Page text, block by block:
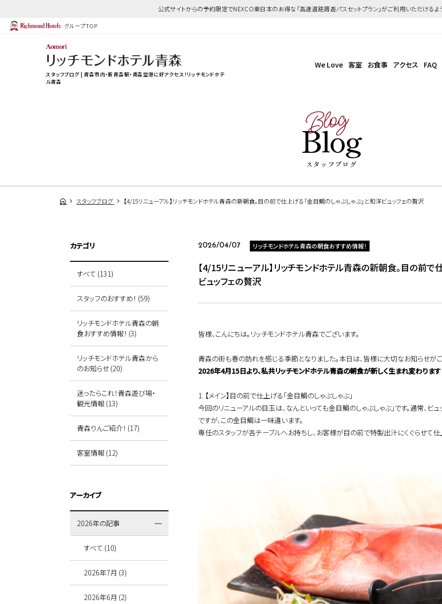
公式サイトからの予約限定でNEXCO東日本のお得な「高速道路周遊パスセットプラン」がご利用いただける
グループTOP
スタッフブログ | 青森市内・新青森駅・青森空港に好アクセス！リッチモンドホテ
ル青森
We Love 客室 お食事 アクセス FAQ
Blog
Blog
スタッフブログ
スタッフブログ 【4/15リニューアル】リッチモンドホテル青森の新朝食。目の前で仕上げる「金目鯛のしゃぶしゃぶ」と和洋ビュッフェの贅沢
2026/04/07 リッチモンドホテル青森の朝食おすすめ情報！
【4/15リニューアル】リッチモンドホテル青森の新朝食。目の前で
ビュッフェの贅沢
皆様、こんにちは。リッチモンドホテル青森でございます。
青森の街も春の訪れを感じる季節となりました。本日は、皆様に大切なお知らせがご
2026年4月15日より、私共リッチモンドホテル青森の朝食が新しく生まれ変わります
1. 【メイン】目の前で仕上げる「金目鯛のしゃぶしゃぶ」
今回のリニューアルの目玉は、なんといっても金目鯛のしゃぶしゃぶ」です。通常、
ですが、この金目鯛は一味違います。
専任のスタッフが各テーブルへお持ちし、お客様が目の前で特製出汁にくぐらせて仕
カテゴリ
すべて (131)
スタッフのおすすめ！ (59)
リッチモンドホテル青森の朝
食おすすめ情報！ (3)
リッチモンドホテル青森から
のお知らせ (20)
迷ったらこれ！青森遊び場・
観光情報 (13)
青森りんご紹介！ (17)
客室情報 (12)
アーカイブ
2026年の記事
すべて (10)
2026年7月 (3)
2026年6月 (2)